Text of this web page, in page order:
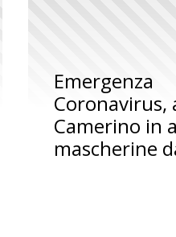
Emergenza
Coronavirus,
Camerino in
mascherine